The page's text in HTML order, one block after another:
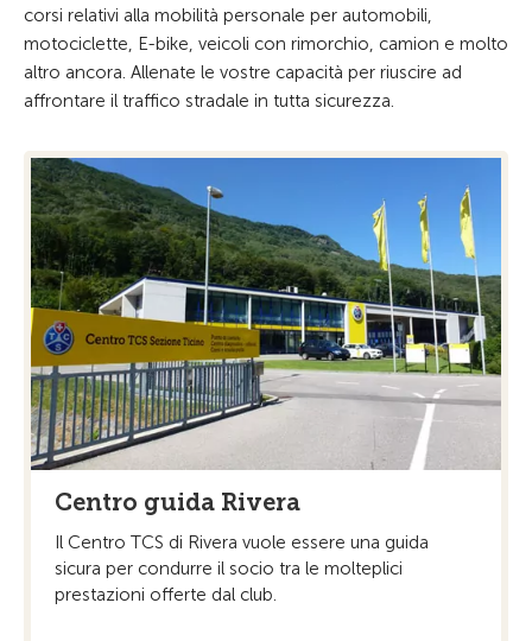
corsi relativi alla mobilità personale per automobili,
motociclette, E-bike, veicoli con rimorchio, camion e molto
altro ancora. Allenate le vostre capacità per riuscire ad
affrontare il traffico stradale in tutta sicurezza.
Centro guida Rivera
Il Centro TCS di Rivera vuole essere una guida
sicura per condurre il socio tra le molteplici
prestazioni offerte dal club.